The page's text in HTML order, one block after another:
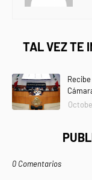
TAL VEZ TE
0 Comentarios